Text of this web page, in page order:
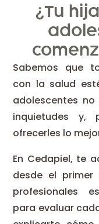
¿Tu
Sabemos que
con la salud
adolescentes no
inquietudes y,
ofrecerles lo
En Cedapiel, te
desde el primer
profesionales
para evaluar